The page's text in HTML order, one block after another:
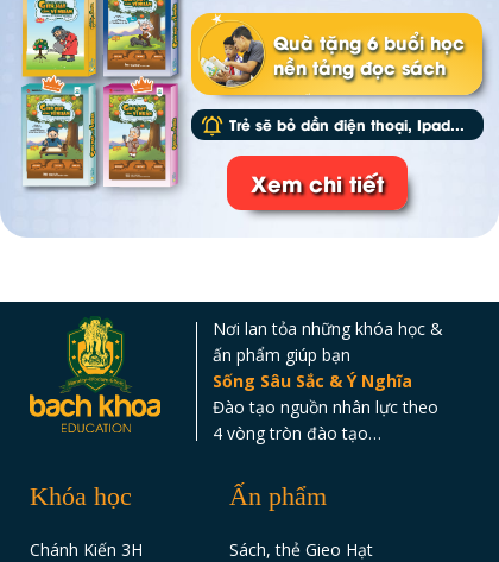
Xem chi tiết
Quà tặng 6 buổi học
nền tảng đọc sách
Trẻ sẽ bỏ dần điện thoại, Ipad...
Ấn phẩm
Sách, thẻ Gieo Hạt
Khóa học
Chánh Kiến 3H
Nơi lan tỏa những khóa học &
ấn phẩm giúp bạn
Sống Sâu Sắc & Ý Nghĩa
Đào tạo nguồn nhân lực theo
4 vòng tròn đào tạo…